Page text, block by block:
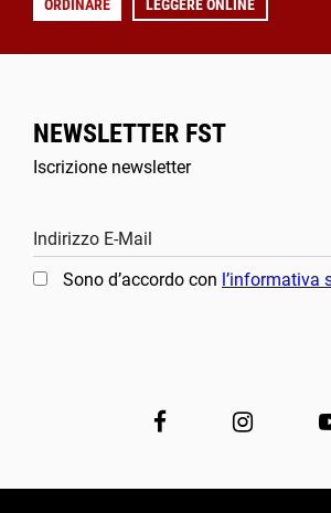
ORDINARE LEGGERE ONLINE
NEWSLETTER FST
Iscrizione newsletter
Indirizzo E-Mail
Sono d’accordo con l’informativa